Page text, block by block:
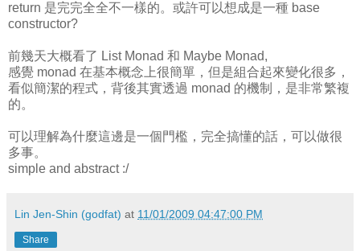
return 是完完全全不一樣的。或許可以想成是一種 base
constructor?
前幾天大概看了 List Monad 和 Maybe Monad,
感覺 monad 在基本概念上很簡單，但是組合起來變化很多，
看似簡潔的程式，背後其實透過 monad 的機制，是非常繁複
的。
可以理解為什麼這邊是一個門檻，完全搞懂的話，可以做很
多事。
simple and abstract :/
Lin Jen-Shin (godfat) at 11/01/2009 04:47:00 PM
Share